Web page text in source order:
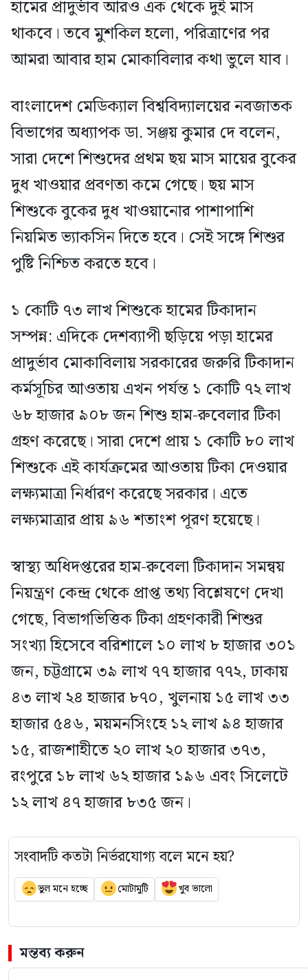
হামের প্রাদুর্ভাব আরও এক থেকে দুই মাস
থাকবে। তবে মুশকিল হলো, পরিত্রাণের পর
আমরা আবার হাম মোকাবিলার কথা ভুলে যাব।
বাংলাদেশ মেডিক্যাল বিশ্ববিদ্যালয়ের নবজাতক
বিভাগের অধ্যাপক ডা. সঞ্জয় কুমার দে বলেন,
সারা দেশে শিশুদের প্রথম ছয় মাস মায়ের বুকের
দুধ খাওয়ার প্রবণতা কমে গেছে। ছয় মাস
শিশুকে বুকের দুধ খাওয়ানোর পাশাপাশি
নিয়মিত ভ্যাকসিন দিতে হবে। সেই সঙ্গে শিশুর
পুষ্টি নিশ্চিত করতে হবে।
১ কোটি ৭৩ লাখ শিশুকে হামের টিকাদান
সম্পন্ন: এদিকে দেশব্যাপী ছড়িয়ে পড়া হামের
প্রাদুর্ভাব মোকাবিলায় সরকারের জরুরি টিকাদান
কর্মসূচির আওতায় এখন পর্যন্ত ১ কোটি ৭২ লাখ
৬৮ হাজার ৯০৮ জন শিশু হাম-রুবেলার টিকা
গ্রহণ করেছে। সারা দেশে প্রায় ১ কোটি ৮০ লাখ
শিশুকে এই কার্যক্রমের আওতায় টিকা দেওয়ার
লক্ষ্যমাত্রা নির্ধারণ করেছে সরকার। এতে
লক্ষ্যমাত্রার প্রায় ৯৬ শতাংশ পূরণ হয়েছে।
স্বাস্থ্য অধিদপ্তরের হাম-রুবেলা টিকাদান সমন্বয়
নিয়ন্ত্রণ কেন্দ্র থেকে প্রাপ্ত তথ্য বিশ্লেষণে দেখা
গেছে, বিভাগভিত্তিক টিকা গ্রহণকারী শিশুর
সংখ্যা হিসেবে বরিশালে ১০ লাখ ৮ হাজার ৩০১
জন, চট্টগ্রামে ৩৯ লাখ ৭৭ হাজার ৭৭২, ঢাকায়
৪৩ লাখ ২৪ হাজার ৮৭০, খুলনায় ১৫ লাখ ৩৩
হাজার ৫৪৬, ময়মনসিংহে ১২ লাখ ৯৪ হাজার
১৫, রাজশাহীতে ২০ লাখ ২০ হাজার ৩৭৩,
রংপুরে ১৮ লাখ ৬২ হাজার ১৯৬ এবং সিলেটে
১২ লাখ ৪৭ হাজার ৮৩৫ জন।
সংবাদটি কতটা নির্ভরযোগ্য বলে মনে হয়?
ভুল মনে হচ্ছে মোটামুটি খুব ভালো
মন্তব্য করুন